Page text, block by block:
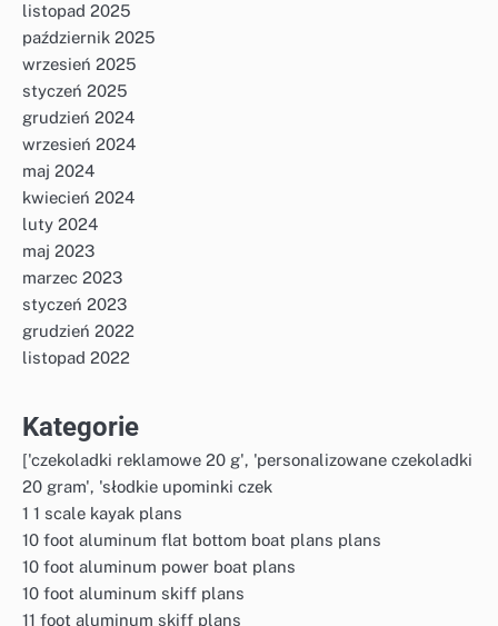
listopad 2025
październik 2025
wrzesień 2025
styczeń 2025
grudzień 2024
wrzesień 2024
maj 2024
kwiecień 2024
luty 2024
maj 2023
marzec 2023
styczeń 2023
grudzień 2022
listopad 2022
Kategorie
['czekoladki reklamowe 20 g', 'personalizowane czekoladki
20 gram', 'słodkie upominki czek
1 1 scale kayak plans
10 foot aluminum flat bottom boat plans plans
10 foot aluminum power boat plans
10 foot aluminum skiff plans
11 foot aluminum skiff plans